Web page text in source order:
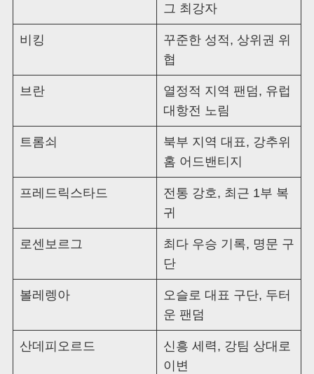
그 최강자
비킹
꾸준한 성적, 상위권 위
협
브란
열정적 지역 팬덤, 유럽
대항전 노림
트롬쇠
북부 지역 대표, 강추위
홈 어드밴티지
프레드릭스타드
전통 강호, 최근 1부 복
귀
로센보르그
최다 우승 기록, 명문 구
단
볼레렝아
오슬로 대표 구단, 두터
운 팬덤
산데피오르드
신흥 세력, 강팀 상대로
이변